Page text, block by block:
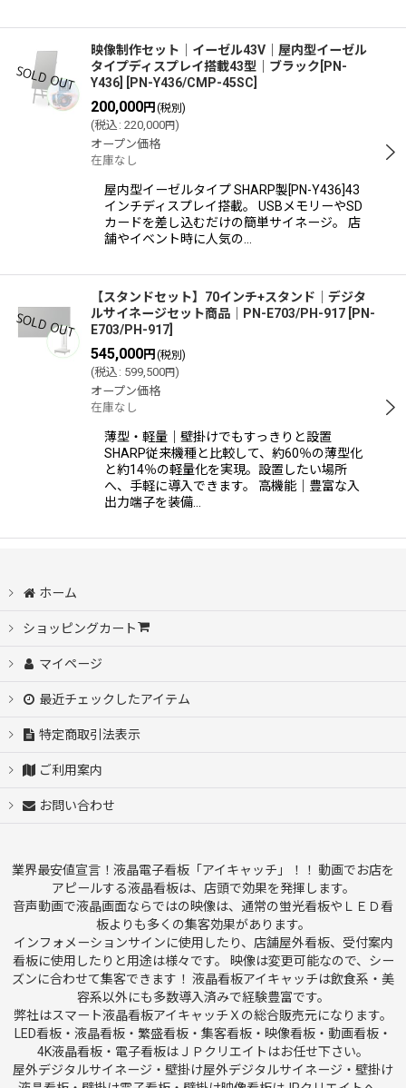
映像制作セット│イーゼル43V｜屋内型イーゼル
タイプディスプレイ搭載43型｜ブラック[PN-
Y436]
PN-Y436/CMP-45SC
200,000円 (税別)
(税込 : 220,000円)
オープン価格
在庫なし
屋内型イーゼルタイプ SHARP製[PN-Y436]43
インチディスプレイ搭載。 USBメモリーやSD
カードを差し込むだけの簡単サイネージ。 店
舗やイベント時に人気の…
【スタンドセット】70インチ+スタンド│デジタ
ルサイネージセット商品│PN-E703/PH-917
PN-
E703/PH-917
545,000円 (税別)
(税込 : 599,500円)
オープン価格
在庫なし
薄型・軽量｜壁掛けでもすっきりと設置
SHARP従来機種と比較して、約60％の薄型化
と約14％の軽量化を実現。設置したい場所
へ、手軽に導入できます。 高機能｜豊富な入
出力端子を装備…
ホーム
ショッピングカート
マイページ
最近チェックしたアイテム
特定商取引法表示
ご利用案内
お問い合わせ
業界最安値宣言！液晶電子看板「アイキャッチ」！！ 動画でお店を
アピールする液晶看板は、店頭で効果を発揮します。
音声動画で液晶画面ならではの映像は、通常の蛍光看板やＬＥＤ看
板よりも多くの集客効果があります。
インフォメーションサインに使用したり、店舗屋外看板、受付案内
看板に使用したりと用途は様々です。 映像は変更可能なので、シー
ズンに合わせて集客できます！ 液晶看板アイキャッチは飲食系・美
容系以外にも多数導入済みで経験豊富です。
弊社はスマート液晶看板アイキャッチＸの総合販売元になります。
LED看板・液晶看板・繁盛看板・集客看板・映像看板・動画看板・
4K液晶看板・電子看板はＪＰクリエイトはお任せ下さい。
屋外デジタルサイネージ・壁掛け屋外デジタルサイネージ・壁掛け